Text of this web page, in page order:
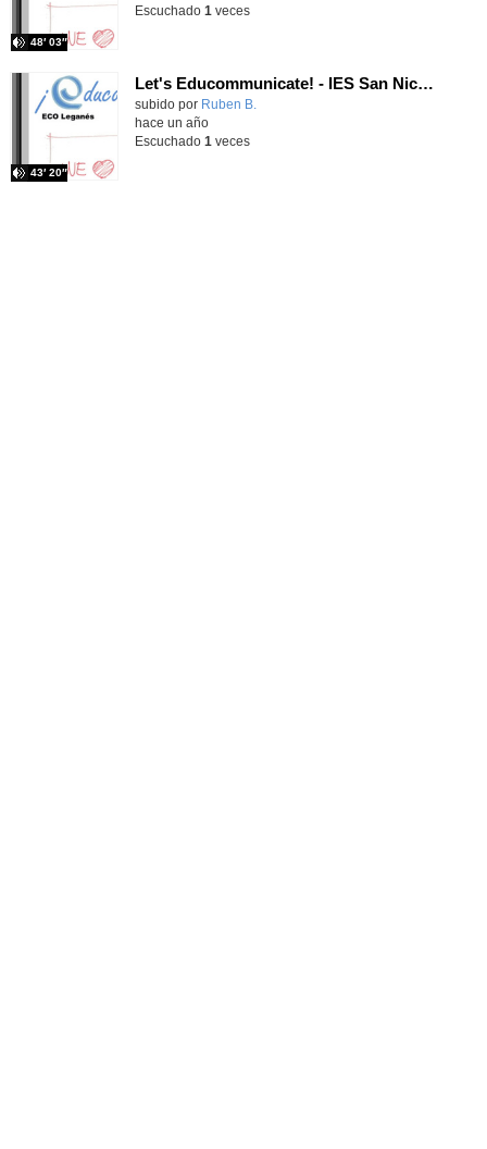
48′ 03″
Escuchado 1 veces
Let's Educommunicate! - IES San Nicasio - 1st Baccalaureate
Contenido educativo.
subido por Ruben B.
43′ 20″
hace un año
Escuchado 1 veces